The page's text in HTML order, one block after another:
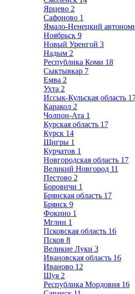
Ярцево 2
Сафоново 1
Ямало-Ненецкий
Ноябрьск 9
Новый Уренгой 3
Надым 2
Республика Коми 18
Сыктывкар 7
Емва 2
Ухта 2
Иссык-Кульская область
Каракол 2
Чолпон-Ата 1
Курская область 17
Курск 14
Щигры 1
Курчатов 1
Новгородская область 17
Великий Новгород 11
Пестово 2
Боровичи 1
Брянская область 17
Брянск 9
Фокино 1
Мглин 1
Псковская область 16
Псков 8
Великие Луки 3
Ивановская область 16
Иваново 12
Шуя 2
Республика Мордовия 16